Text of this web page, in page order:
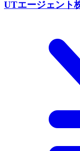
UTエージェント